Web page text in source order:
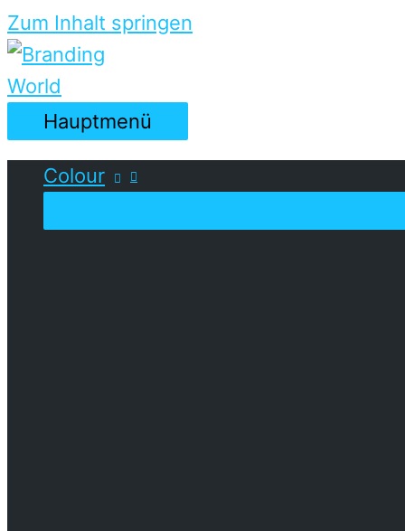
Zum Inhalt springen
Hauptmenü
Colour